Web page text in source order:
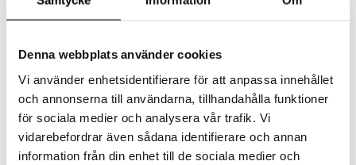
Denna webbplats använder cookies
Vi använder enhetsidentifierare för att anpassa innehållet
och annonserna till användarna, tillhandahålla funktioner
för sociala medier och analysera vår trafik. Vi
vidarebefordrar även sådana identifierare och annan
information från din enhet till de sociala medier och
Saatavana useana vaihtoehtona